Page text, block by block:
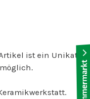
ist ein Unikat